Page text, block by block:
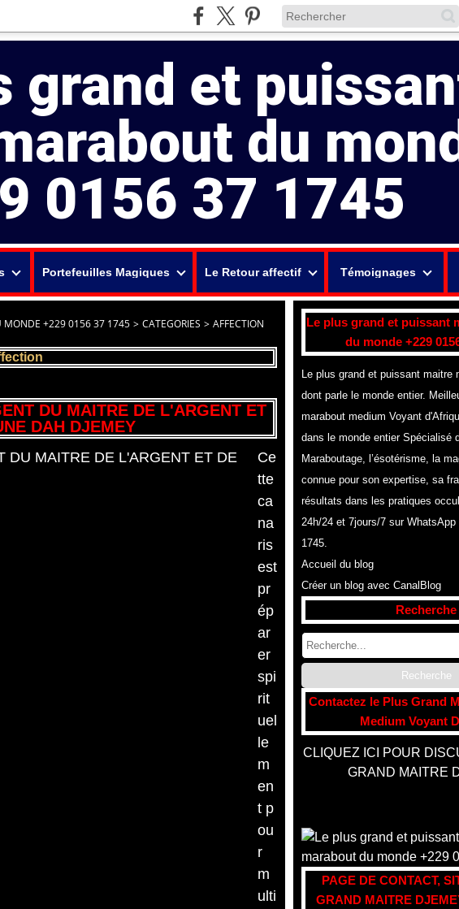
grand et
du
0156 37 1745
Portefeuilles Magiques Le Retour affectif Témoignages
MONDE +229 0156 37 1745 > CATEGORIES > AFFECTION
DU MAITRE DE L'ARGENT ET
DAH DJEMEY
Ce
tte
ca
na
ris
est
pr
ép
ar
er
spi
rit
uel
le
m
en
t p
ou
r
m
ulti
Le plus grand et puissant
du monde +229
Le plus grand et puissant maitre
dont parle le monde entier.
marabout medium Voyant
dans le monde entier Spécialisé
Maraboutage, l’ésotérisme, la
connue pour son expertise, sa
résultats dans les pratiques
24h/24 et 7jours/7 sur WhatsApp
1745.
Accueil du blog
Créer un blog avec CanalBlog
Recherche
Contactez le Plus Grand
Medium Voyant
CLIQUEZ ICI POUR
GRAND MAITRE
PAGE DE CONTACT,
GRAND MAITRE